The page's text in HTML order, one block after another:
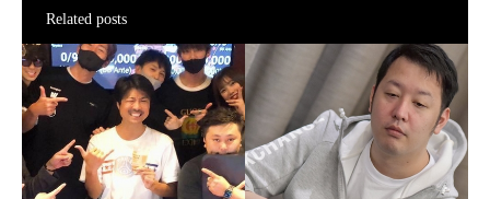
Related posts